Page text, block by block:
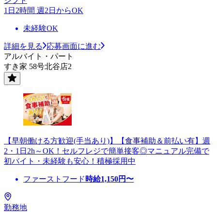
1日2時間 週2日からOK
未経験OK
詳細を見る
応募画面に進む
アルバイト・パート
すき家 58号北谷店2
【早朝働ける方歓迎(手当あり)】【食事補助＆前払い有】週
2・1日2h～OK！セルフレジで簡単接客◎マニュアル完備で
初バイト・未経験も安心！積極採用中
ファーストフード 時給1,150円〜
勤務地